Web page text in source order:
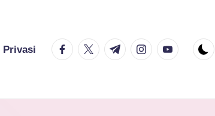
Privasi facebook.com
twitter.com
t.me instagram.com
youtube.com